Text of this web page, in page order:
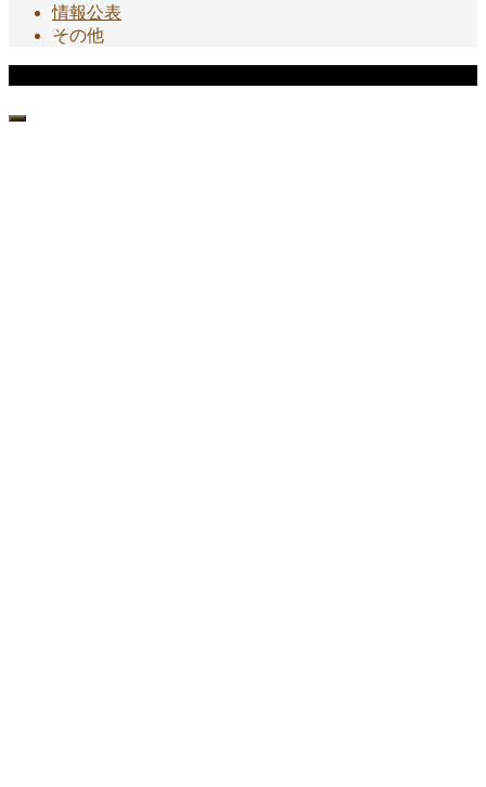
情報公表
その他